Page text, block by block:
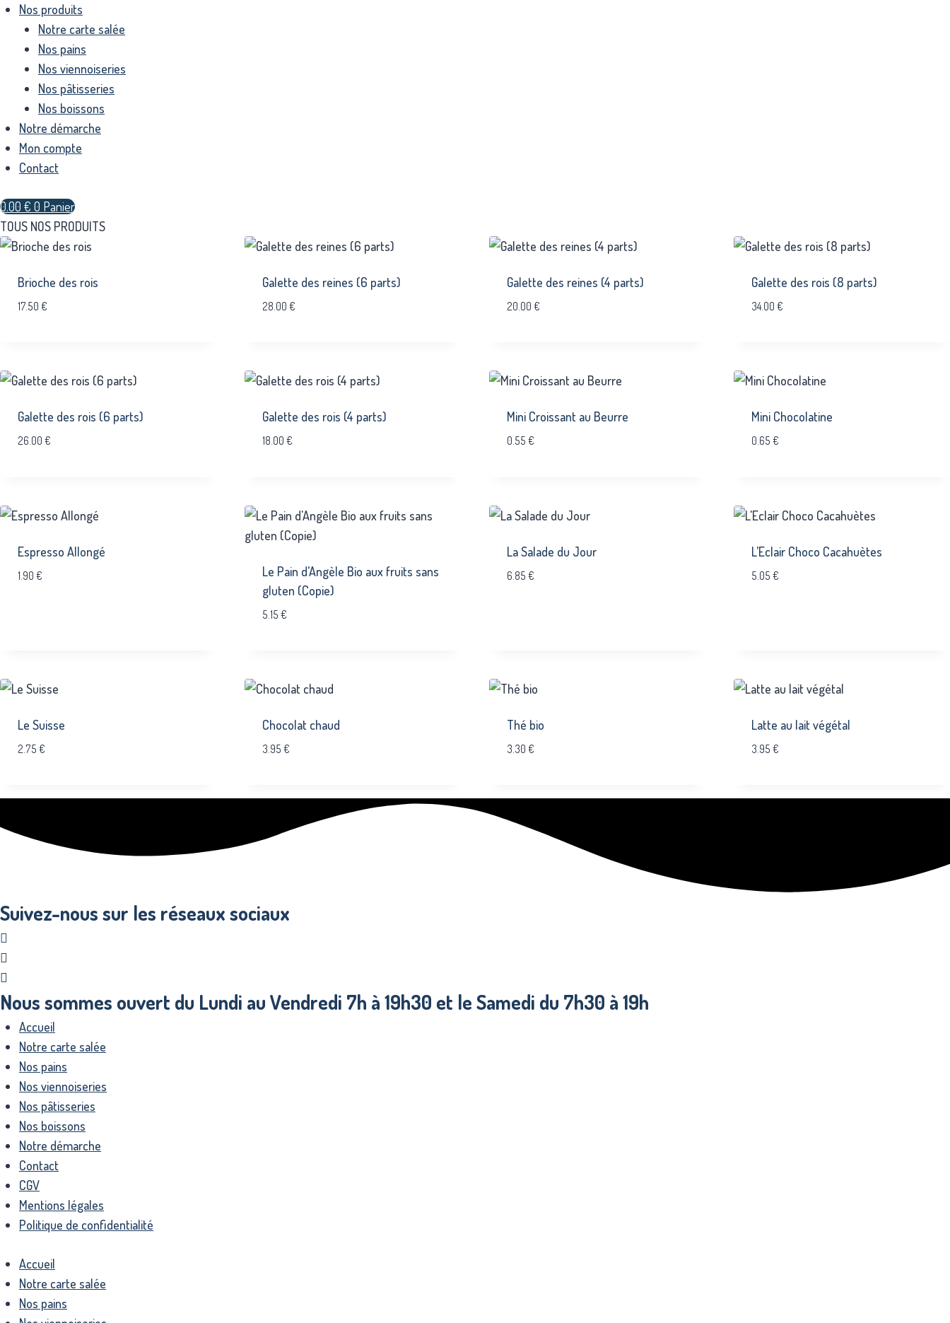
Nos produits
Notre carte salée
Nos pains
Nos viennoiseries
Nos pâtisseries
Nos boissons
Notre démarche
Mon compte
Contact
0.00 € 0 Panier
TOUS NOS PRODUITS
Brioche des rois
17.50 €
Galette des reines (6 parts)
28.00 €
Galette des reines (4 parts)
20.00 €
Galette des rois (8 parts)
34.00 €
Galette des rois (6 parts)
26.00 €
Galette des rois (4 parts)
18.00 €
Mini Croissant au Beurre
0.55 €
Mini Chocolatine
0.65 €
Espresso Allongé
1.90 €
Le Pain d’Angèle Bio aux fruits sans
gluten (Copie)
5.15 €
La Salade du Jour
6.85 €
L’Eclair Choco Cacahuètes
5.05 €
Le Suisse
2.75 €
Chocolat chaud
3.95 €
Thé bio
3.30 €
Latte au lait végétal
3.95 €
Suivez-nous sur les réseaux sociaux
Nous sommes ouvert du Lundi au Vendredi 7h à 19h30 et le Samedi du 7h30 à 19h
Accueil
Notre carte salée
Nos pains
Nos viennoiseries
Nos pâtisseries
Nos boissons
Notre démarche
Contact
CGV
Mentions légales
Politique de confidentialité
Accueil
Notre carte salée
Nos pains